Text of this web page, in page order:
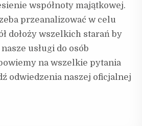
współnoty majątkowej.
przeanalizować w celu
dołoży wszelkich starań by
usługi do osób
na wszelkie pytania
odwiedzenia naszej oficjalnej